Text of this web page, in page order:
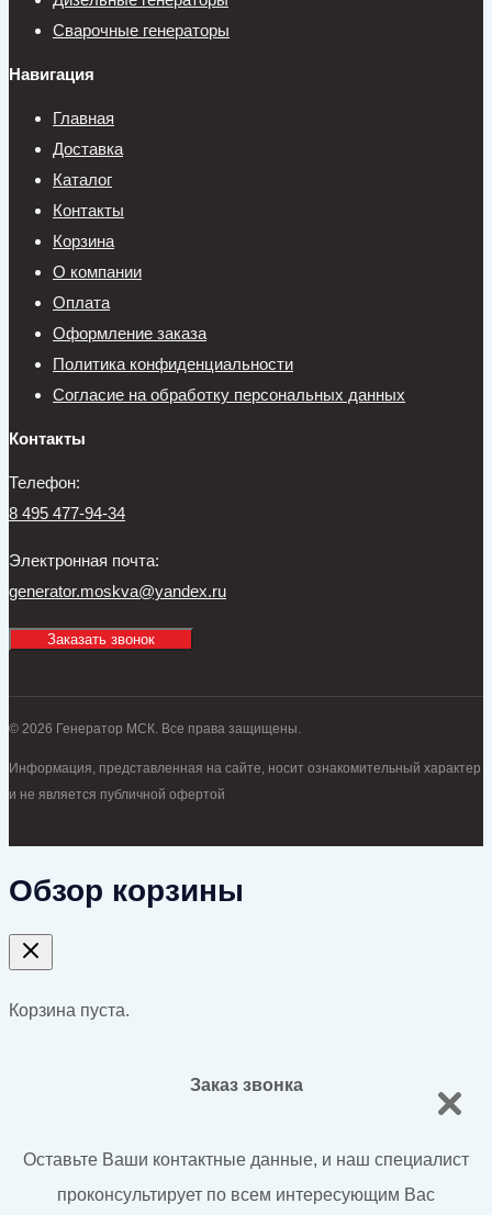
Сварочные генераторы
Навигация
Главная
Доставка
Каталог
Контакты
Корзина
О компании
Оплата
Оформление заказа
Политика конфиденциальности
Согласие на обработку персональных данных
Контакты
Телефон:
8 495 477-94-34
Электронная почта:
generator.moskva@yandex.ru
Заказать звонок
© 2026 Генератор МСК. Все права защищены.
Информация, представленная на сайте, носит ознакомительный характер
и не является публичной офертой
Обзор корзины
Корзина пуста.
Заказ звонка
Оставьте Ваши контактные данные, и наш специалист
проконсультирует по всем интересующим Вас